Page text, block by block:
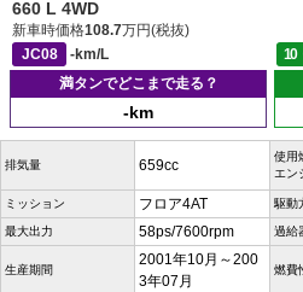
660 L 4WD
新車時価格108.7万円(税抜)
JC08
-km/L 10
満タンでどこまで走る？
-km
排気量 659cc
使用
エン
ミッション フロア4AT 駆動
最大出力 58ps/7600rpm 過給
生産期間
2001年10月～200
3年07月
燃費